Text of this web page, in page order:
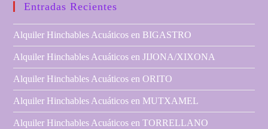
Entradas Recientes
Alquiler Hinchables Acuáticos en BIGASTRO
Alquiler Hinchables Acuáticos en JIJONA/XIXONA
Alquiler Hinchables Acuáticos en ORITO
Alquiler Hinchables Acuáticos en MUTXAMEL
Alquiler Hinchables Acuáticos en TORRELLANO